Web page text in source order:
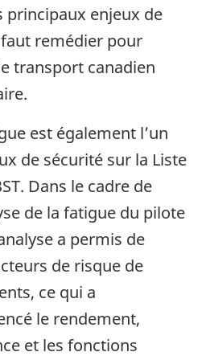
principaux enjeux de
remédier pour
transport canadien
est également l’un
de sécurité sur la Liste
Dans le cadre de
de la fatigue du pilote
a permis de
de risque de
ce qui a
le rendement,
et les fonctions